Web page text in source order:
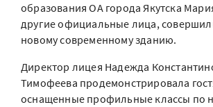
образования ОА города Якутска
другие официальные лица,
новому современному зданию.
Директор лицея Надежда
Тимофеева продемонстрировала
оснащенные профильные классы по